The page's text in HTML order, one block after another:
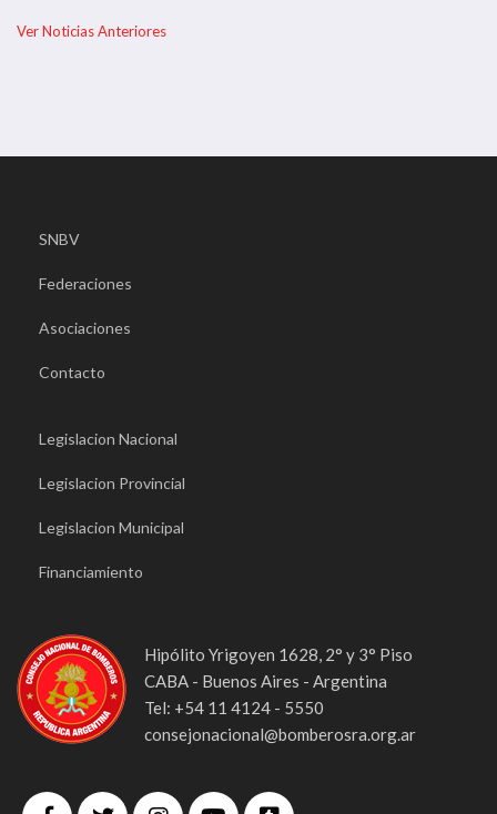
Ver Noticias Anteriores
SNBV
Federaciones
Asociaciones
Contacto
Legislacion Nacional
Legislacion Provincial
Legislacion Municipal
Financiamiento
Hipólito Yrigoyen 1628, 2° y 3° Piso
CABA - Buenos Aires - Argentina
Tel: +54 11 4124 - 5550
consejonacional@bomberosra.org.ar